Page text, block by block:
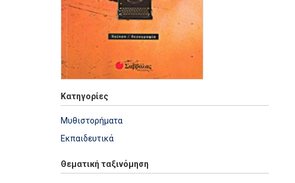
Κατηγορίες
Μυθιστορήματα
Εκπαιδευτικά
Θεματική ταξινόμηση